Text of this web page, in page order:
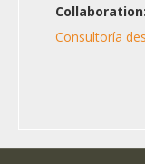
Collaboration:
Consultoría